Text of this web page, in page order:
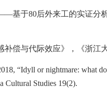
——基于80后外来工的实证分
补偿与代际效应》，《浙江
“Idyll or nightmare: what
Cultural Studies 19(2).